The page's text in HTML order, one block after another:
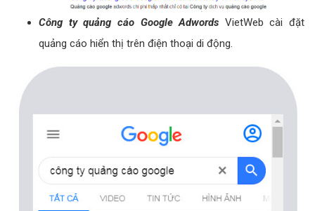
Công ty quảng cáo Google Adwords VietWeb cài đặt
quảng cáo hiển thị trên điện thoại di động.